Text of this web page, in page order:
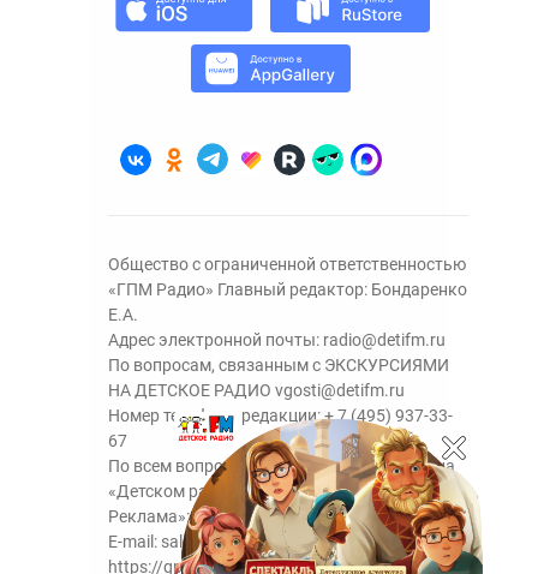
Общество с ограниченной ответственностью
«ГПМ Радио» Главный редактор: Бондаренко
Е.А.
Адрес электронной почты: radio@detifm.ru
По вопросам, связанным с ЭКСКУРСИЯМИ
НА ДЕТСКОЕ РАДИО vgosti@detifm.ru
Номер телефона редакции:+ 7 (495) 937-33-
67
По всем вопросам размещения рекламы на
«Детском радио» - сейлз-хаус «ГПМ
Реклама»:+7 (495) 921-40-41
E-mail: sales@gazprom-media.ru
https://gpmsaleshouse.ru/